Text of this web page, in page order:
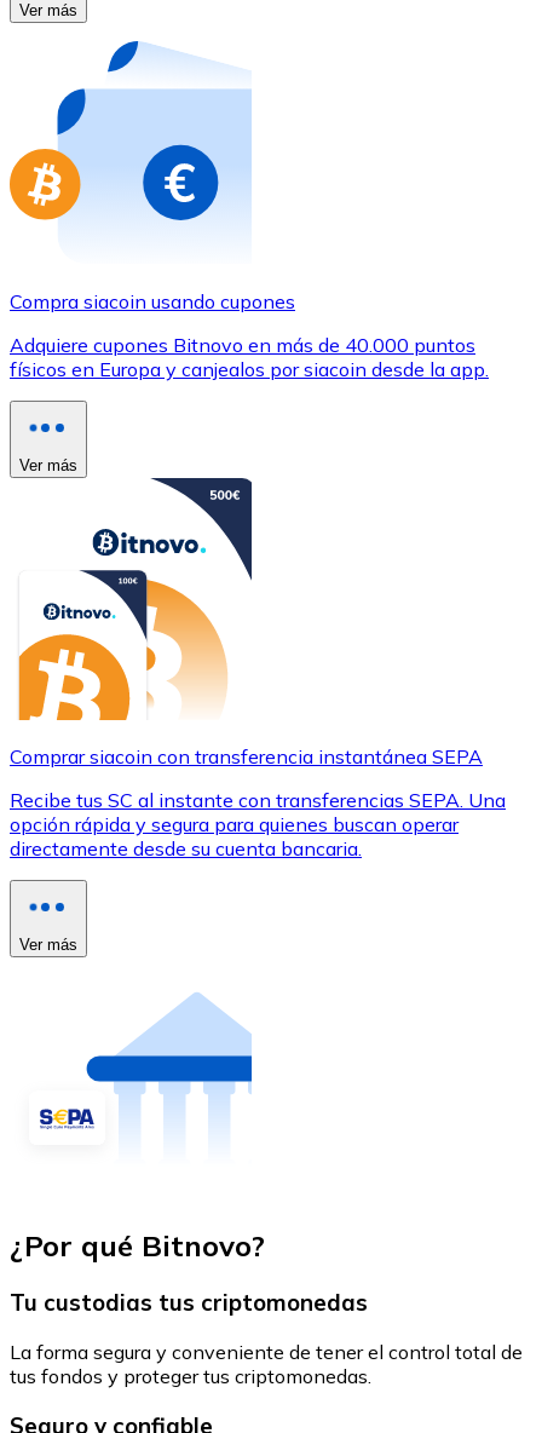
Compra tarjetas regalo de tus marcas favoritas con
Ir a la tienda de tarjetas regalo
Ver más
Compra siacoin usando cupones
Adquiere cupones Bitnovo en más de 40.000 puntos
físicos en Europa y canjealos por siacoin desde la app.
Ver más
Comprar siacoin con transferencia instantánea SEPA
Recibe tus SC al instante con transferencias SEPA. Una
opción rápida y segura para quienes buscan operar
directamente desde su cuenta bancaria.
Ver más
¿Por qué Bitnovo?
Tu custodias tus criptomonedas
La forma segura y conveniente de tener el control total de
tus fondos y proteger tus criptomonedas.
Seguro y confiable